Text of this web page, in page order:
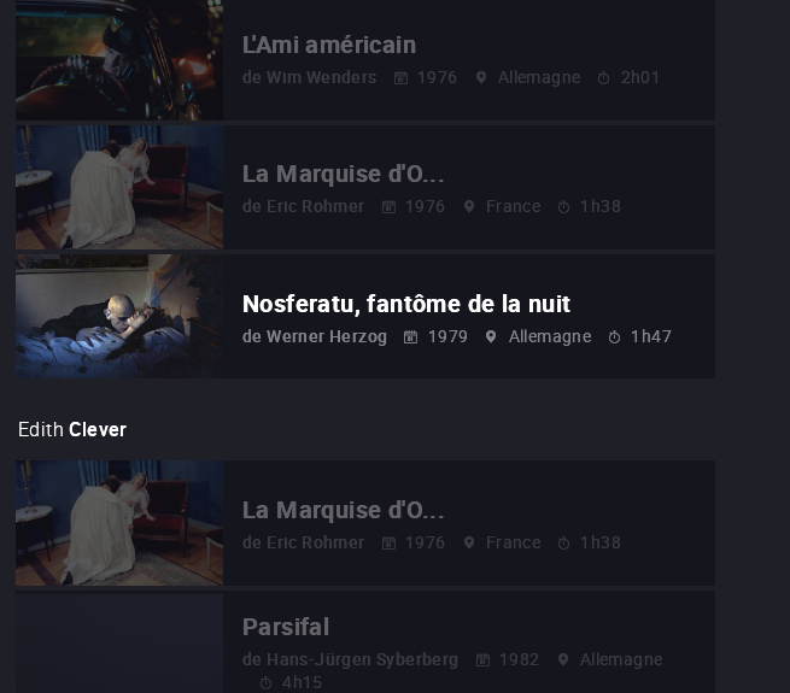
L'Ami américain
de Wim Wenders 1976 Allemagne 2h01
La Marquise d'O...
de Eric Rohmer 1976 France 1h38
Nosferatu, fantôme de la nuit
de Werner Herzog 1979 Allemagne 1h47
Edith Clever
La Marquise d'O...
de Eric Rohmer 1976 France 1h38
Parsifal
de Hans-Jürgen Syberberg 1982
Allemagne
4h15